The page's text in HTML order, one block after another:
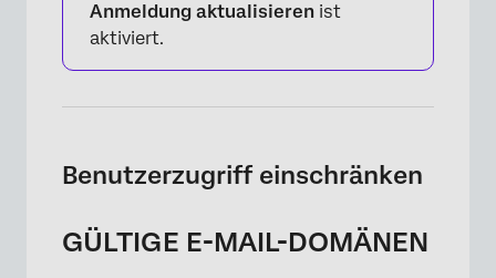
Anmeldung aktualisieren ist
aktiviert.
Benutzerzugriff einschränken
GÜLTIGE E-MAIL-DOMÄNEN